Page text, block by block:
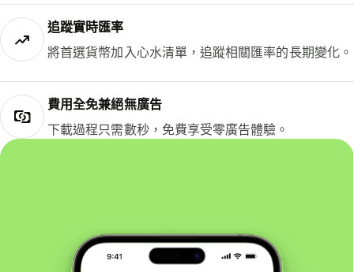
追蹤實時匯率
將首選貨幣加入心水清單，追蹤相關匯率的長期變化。
費用全免兼絕無廣告
下載過程只需數秒，免費享受零廣告體驗。